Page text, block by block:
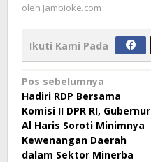
oleh Jambioke.com
Ikuti Kami Pada
Navigasi
pos
Pos sebelumnya
Hadiri RDP Bersama
Komisi II DPR RI, Gubernur
Al Haris Soroti Minimnya
Kewenangan Daerah
dalam Sektor Minerba